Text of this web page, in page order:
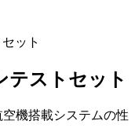
ット
テストセット
機搭載システムの性